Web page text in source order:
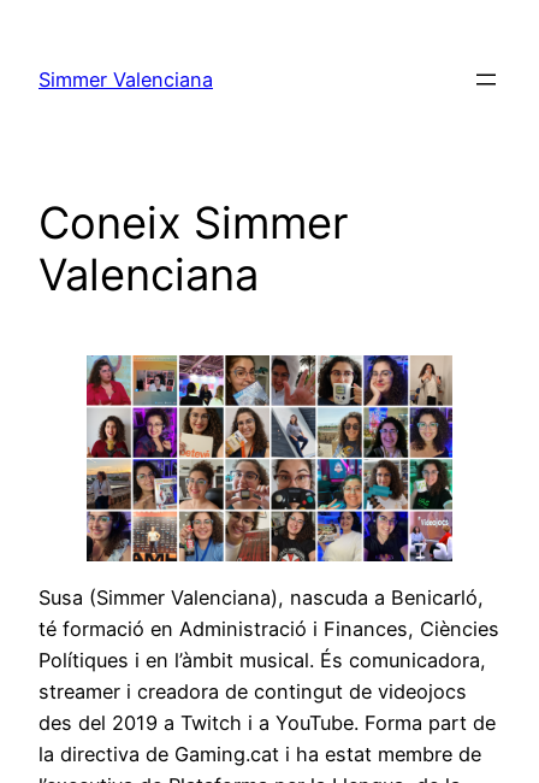
contingut
Simmer Valenciana
Coneix Simmer
Valenciana
Susa (Simmer Valenciana), nascuda a Benicarló,
té formació en Administració i Finances, Ciències
Polítiques i en l’àmbit musical. És comunicadora,
streamer i creadora de contingut de videojocs
des del 2019 a Twitch i a YouTube. Forma part de
la directiva de Gaming.cat i ha estat membre de